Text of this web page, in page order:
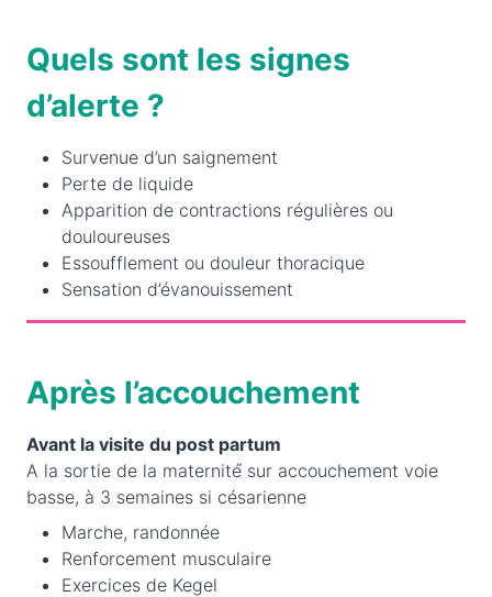
Quels sont les signes
d’alerte ?
Survenue d’un saignement
Perte de liquide
Apparition de contractions régulières ou
douloureuses
Essoufflement ou douleur thoracique
Sensation d’évanouissement
Après l’accouchement
Avant la visite du post partum
A la sortie de la maternité́ sur accouchement voie
basse, à 3 semaines si césarienne
Marche, randonnée
Renforcement musculaire
Exercices de Kegel